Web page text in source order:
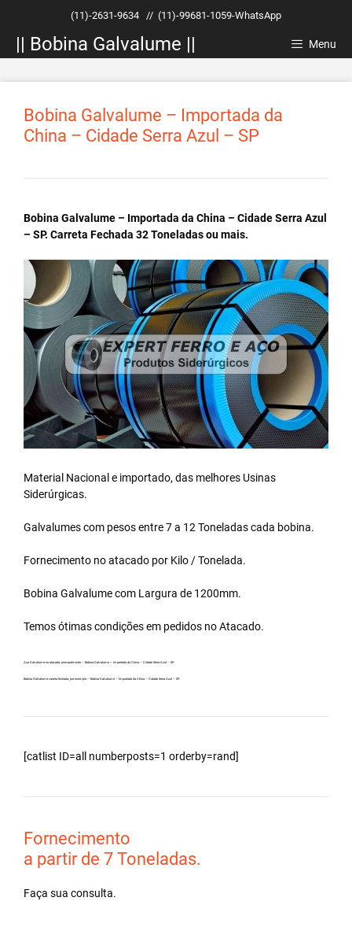
conteúdo
(11)-2631-9634 // (11)-99681-1059-WhatsApp
|| Bobina Galvalume || Menu
Bobina Galvalume – Importada da
China – Cidade Serra Azul – SP
Bobina Galvalume – Importada da China – Cidade Serra Azul
– SP. Carreta Fechada 32 Toneladas ou mais.
Material Nacional e importado, das melhores Usinas
Siderúrgicas.
Galvalumes com pesos entre 7 a 12 Toneladas cada bobina.
Fornecimento no atacado por Kilo / Tonelada.
Bobina Galvalumecom Largura de 1200mm.
Temos ótimas condições em pedidos no Atacado.
Aço Galvalume no atacado, principalmente – Bobina Galvalume – Importada da China – Cidade Serra Azul – SP.
Bobina Galvalume carreta fechada, por exemplo – Bobina Galvalume – Importada da China – Cidade Serra Azul – SP.
[catlist ID=all numberposts=1 orderby=rand]
Fornecimento
a partir de 7 Toneladas.
Faça sua consulta.